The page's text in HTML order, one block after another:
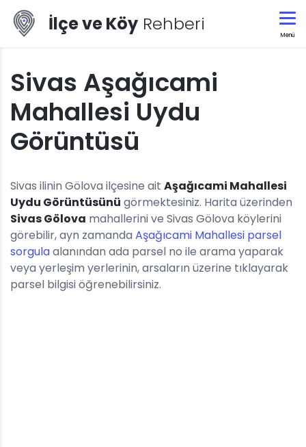
İlçe ve Köy Rehberi
Menü
Sivas Aşağıcami
Mahallesi Uydu
Görüntüsü
Sivas ilinin Gölova ilçesine ait Aşağıcami Mahallesi
Uydu Görüntüsünü görmektesiniz. Harita üzerinden
Sivas Gölova mahallerini ve Sivas Gölova köylerini
görebilir, ayn zamanda Aşağıcami Mahallesi parsel
sorgulaalanından ada parsel no ile arama yaparak
veya yerleşim yerlerinin, arsaların üzerine tıklayarak
parsel bilgisi öğrenebilirsiniz.